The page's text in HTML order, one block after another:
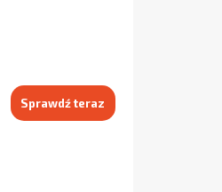
Sprawdź teraz